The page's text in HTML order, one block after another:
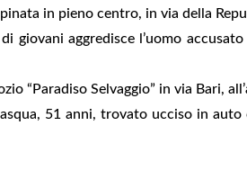
in pieno centro, in via della
giovani aggredisce l’uomo
“Paradiso Selvaggio” in via Bari,
51 anni, trovato ucciso in